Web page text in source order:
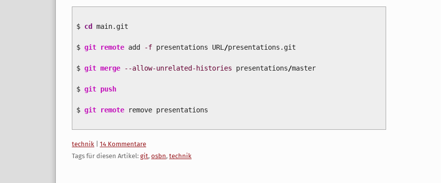
$ cd main.git
$ git remoteadd -fpresentations URL /presentations.git
$ git merge --allow-unrelated-histories presentations/master
$ git push
$ git remoteremove presentations
Kategorien:
technik
14 Kommentare
Tags für diesen Artikel: git, osbn, technik